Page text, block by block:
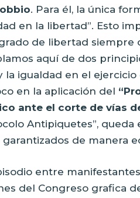
. Para él, la única
en la libertad”. Esto
de libertad siempre
aquí de dos
la igualdad en el
en la aplicación del
ante el corte de vías
Antipiquetes”,
garantizados de manera
entre
del Congreso grafica